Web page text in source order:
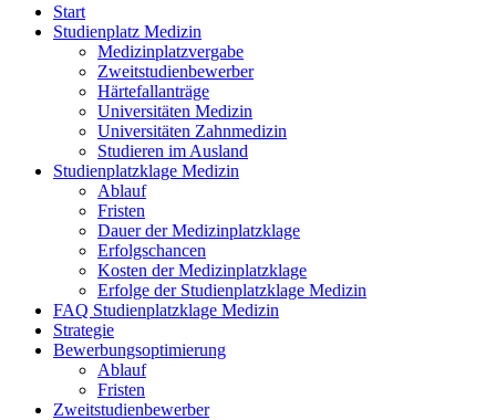
Start
Studienplatz Medizin
Medizinplatzvergabe
Zweitstudienbewerber
Härtefallanträge
Universitäten Medizin
Universitäten Zahnmedizin
Studieren im Ausland
Studienplatzklage Medizin
Ablauf
Fristen
Dauer der Medizinplatzklage
Erfolgschancen
Kosten der Medizinplatzklage
Erfolge der Studienplatzklage Medizin
FAQ Studienplatzklage Medizin
Strategie
Bewerbungsoptimierung
Ablauf
Fristen
Zweitstudienbewerber